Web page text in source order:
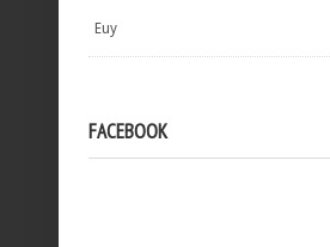
Euy
FACEBOOK